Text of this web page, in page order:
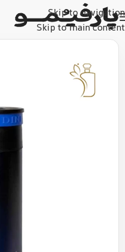
Skip to navigation
Skip to main content